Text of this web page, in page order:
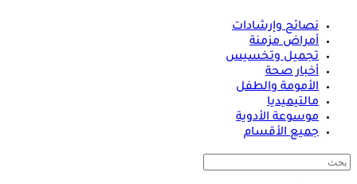
نصائح وإرشادات
أمراض مزمنة
تجميل وتخسيس
أخبار صحة
الأمومة والطفل
مالتيميديا
موسوعة الأدوية
جميع الأقسام